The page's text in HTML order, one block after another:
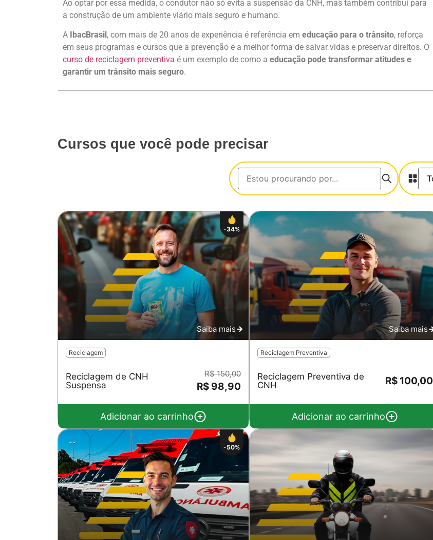
Ao optar por essa medida, o condutor não só evita a suspensão da CNH, mas também contribui para
a construção de um ambiente viário mais seguro e humano.
A IbacBrasil, com mais de 20 anos de experiência é referência em educação para o trânsito, reforça
em seus programas e cursos que a prevenção é a melhor forma de salvar vidas e preservar direitos. O
curso de reciclagem preventiva é um exemplo de como a educação pode transformar atitudes e
garantir um trânsito mais seguro.
Cursos que você pode precisar
-34%
Saiba mais
Reciclagem
Reciclagem de CNH
Suspensa
R$ 150,00
R$ 98,90
Adicionar ao carrinho
Saiba mais
Reciclagem Preventiva
Reciclagem Preventiva de
CNH
R$ 100,00
Adicionar ao carrinho
-50%